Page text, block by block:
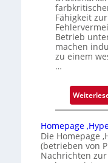
Fähigkeit
Betrieb
machen
zu einem
…
Homepage
Die Homepage
(betrieben von
Nachrichten